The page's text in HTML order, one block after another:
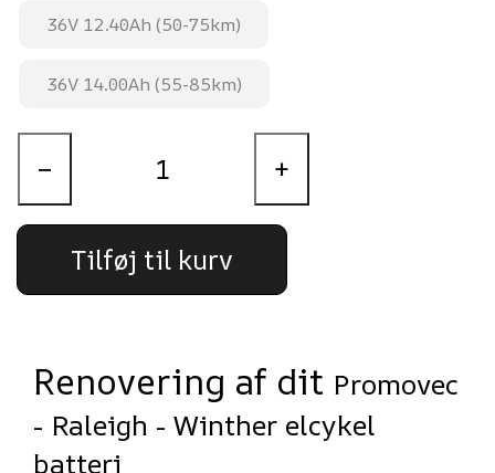
36V 12.40Ah (50-75km)
36V 14.00Ah (55-85km)
− +
Tilføj til kurv
Renovering af dit Promovec
- Raleigh - Winther elcykel
batteri